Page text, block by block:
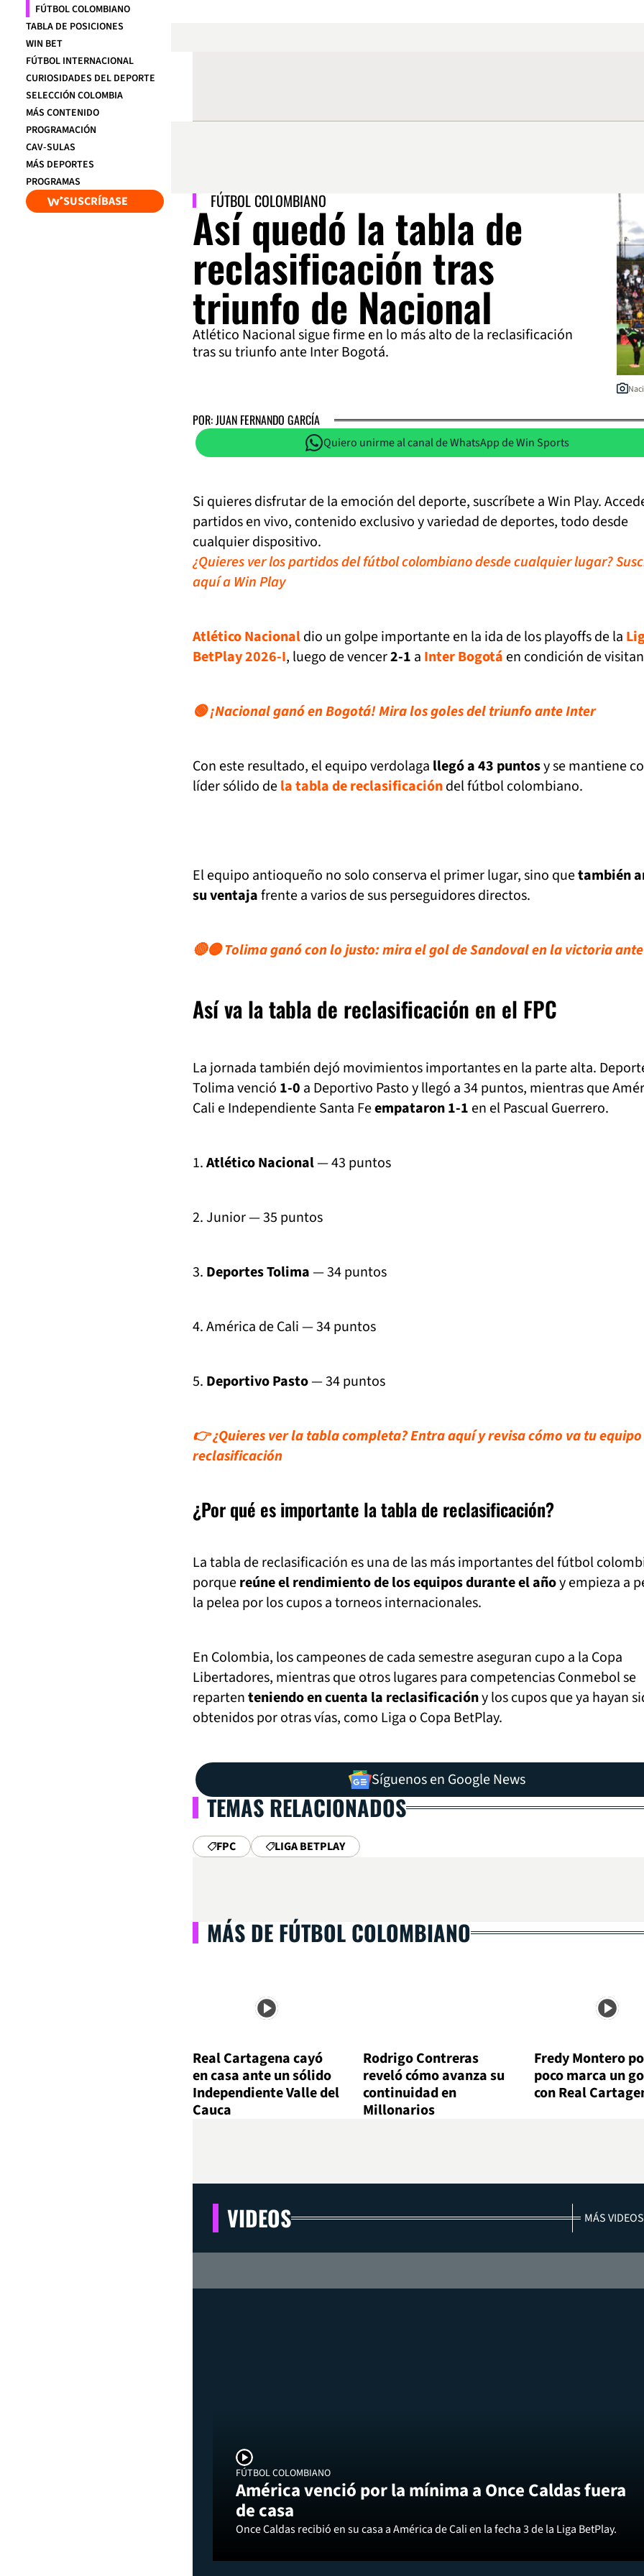
FÚTBOL COLOMBIANO
TABLA DE POSICIONES
WIN BET
FÚTBOL INTERNACIONAL
CURIOSIDADES DEL DEPORTE
SELECCIÓN COLOMBIA
MÁS CONTENIDO
PROGRAMACIÓN
CAV-SULAS
MÁS DEPORTES
PROGRAMAS
SUSCRÍBASE FÚTBOL COLOMBIANO
Así quedó la tabla de
reclasificación tras
triunfo de Nacional
Atlético Nacional sigue firme en lo más alto de la reclasificación
tras su triunfo ante Inter Bogotá.
POR: JUAN FERNANDO GARCÍA
Quiero unirme al canal de WhatsApp de Win Sports
Si quieres disfrutar de la emoción del deporte, suscríbete a Win Play.
partidos en vivo, contenido exclusivo y variedad de deportes, todo desde
cualquier dispositivo.
¿Quieres ver los partidos del fútbol colombiano desde cualquier lugar?
aquí a Win Play
Atlético Nacionaldio un golpe importante en la ida de los playoffs de la
BetPlay 2026-I, luego de vencer2-1 a Inter Bogotá en condición de
🟢 ¡Nacional ganó en Bogotá! Mira los goles del triunfo ante Inter
Con este resultado, el equipo verdolaga llegó a 43 puntosy se mantiene
líder sólido dela tabla de reclasificacióndel fútbol colombiano.
El equipo antioqueño no solo conserva el primer lugar, sino quetambién
su ventajafrente a varios de sus perseguidores directos.
🔴🟡 Tolima ganó con lo justo: mira el gol de Sandoval en la victoria
Así va la tabla de reclasificación en el FPC
La jornada también dejó movimientos importantes en la parte alta.
Tolima venció 1-0 a Deportivo Pasto y llegó a 34 puntos, mientras que
Cali e Independiente Santa Feempataron 1-1 en el Pascual Guerrero.
1.Atlético Nacional— 43 puntos
2. Junior — 35 puntos
3. Deportes Tolima— 34 puntos
4. América de Cali — 34 puntos
5. Deportivo Pasto— 34 puntos
👉 ¿Quieres ver la tabla completa? Entra aquí y revisa cómo va tu
reclasificación
¿Por qué es importante la tabla de reclasificación?
La tabla de reclasificación es una de las más importantes del fútbol
porquereúne el rendimiento de los equipos durante el añoy empieza a
la pelea por los cupos a torneos internacionales.
En Colombia, los campeones de cada semestre aseguran cupo a la Copa
Libertadores, mientras que otros lugares para competencias Conmebol se
repartenteniendo en cuenta la reclasificacióny los cupos que ya hayan
obtenidos por otras vías, como Liga o Copa BetPlay.
Síguenos en Google News
TEMAS RELACIONADOS
FPC LIGA BETPLAY
MÁS DE FÚTBOL COLOMBIANO
Real Cartagena cayó
en casa ante un sólido
Independiente Valle del
Cauca
Rodrigo Contreras
reveló cómo avanza su
continuidad en
Millonarios
Fredy Montero
poco marca un
con Real
VIDEOS MÁS VIDEOS
FÚTBOL COLOMBIANO
América venció por la mínima a Once Caldas fuera
de casa
Once Caldas recibió en su casa a América de Cali en la fecha 3 de la Liga BetPlay.